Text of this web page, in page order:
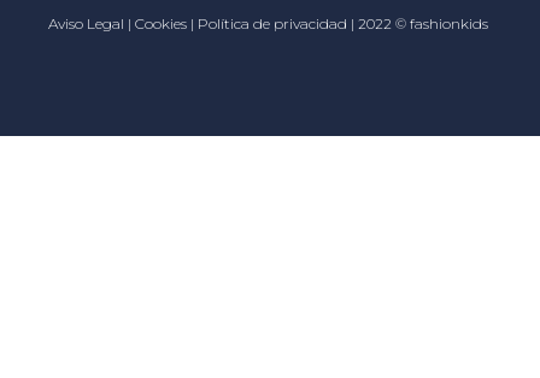
Aviso Legal | Cookies | Política de privacidad | 2022 © fashionkids